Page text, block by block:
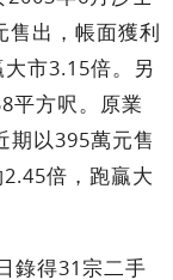
售出，帳面獲利
市3.15倍。另
平方呎。原業
期以395萬元售
倍，跑贏大
錄得31宗二手